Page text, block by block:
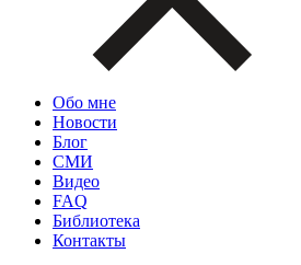
Обо мне
Новости
Блог
СМИ
Видео
FAQ
Библиотека
Контакты